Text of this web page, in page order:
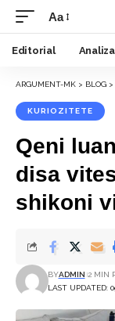
Font
Resizer
Aa
Editorial Analiza
ARGUMENT-MK > BLOG >
KURIOZITETE
Qeni
disa
shikoni
LAST UPDATED:
BYADMIN 2 MIN